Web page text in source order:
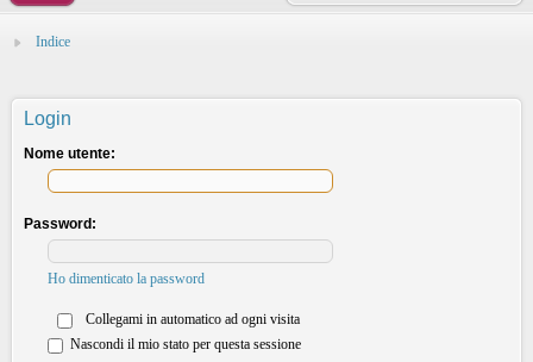
Indice
Login
Nome utente:
Password:
Ho dimenticato la password
Collegami in automatico ad ogni visita
Nascondi il mio stato per questa sessione